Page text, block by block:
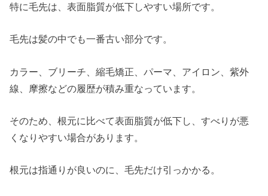
特に毛先は、表面脂質が低下しやすい場所です。
毛先は髪の中でも一番古い部分です。
カラー、ブリーチ、縮毛矯正、パーマ、アイロン、紫外
線、摩擦などの履歴が積み重なっています。
そのため、根元に比べて表面脂質が低下し、すべりが悪
くなりやすい場合があります。
根元は指通りが良いのに、毛先だけ引っかかる。